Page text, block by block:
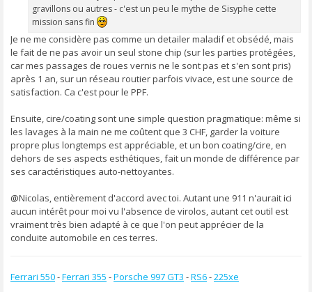
gravillons ou autres - c'est un peu le mythe de Sisyphe cette
mission sans fin
Je ne me considère pas comme un detailer maladif et obsédé, mais
le fait de ne pas avoir un seul stone chip (sur les parties protégées,
car mes passages de roues vernis ne le sont pas et s'en sont pris)
après 1 an, sur un réseau routier parfois vivace, est une source de
satisfaction. Ca c'est pour le PPF.
Ensuite, cire/coating sont une simple question pragmatique: même si
les lavages à la main ne me coûtent que 3 CHF, garder la voiture
propre plus longtemps est appréciable, et un bon coating/cire, en
dehors de ses aspects esthétiques, fait un monde de différence par
ses caractéristiques auto-nettoyantes.
@Nicolas, entièrement d'accord avec toi. Autant une 911 n'aurait ici
aucun intérêt pour moi vu l'absence de virolos, autant cet outil est
vraiment très bien adapté à ce que l'on peut apprécier de la
conduite automobile en ces terres.
Ferrari 550-Ferrari 355 -Porsche 997 GT3 -RS6-225xe